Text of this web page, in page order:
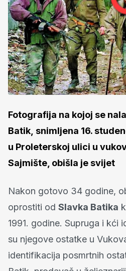
Fotografija na kojoj se
Batik, snimljena 16.
u Proleterskoj ulici u
Sajmište, obišla je svijet
Nakon gotovo 34 godine,
oprostiti od Slavka Batika
1991. godine. Supruga i kći
su njegove ostatke u
identifikacija posmrtnih